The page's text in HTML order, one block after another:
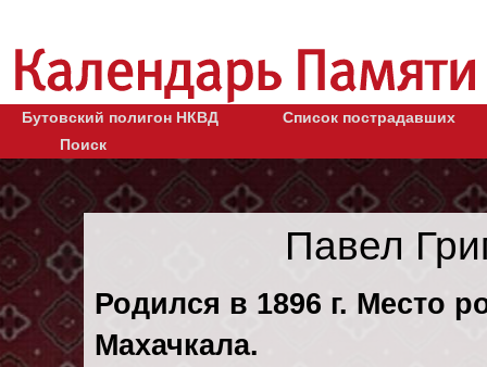
Бутовский полигон НКВД
Список пострадавших
Поиск
Павел
Родился в 1896 г. Место
Махачкала.